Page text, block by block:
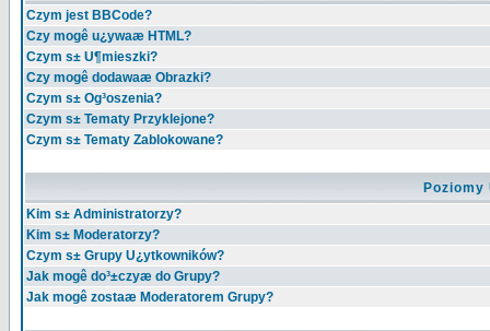
Czym jest BBCode?
Czy mogê u¿ywaæ HTML?
Czym s± U¶mieszki?
Czy mogê dodawaæ Obrazki?
Czym s± Og³oszenia?
Czym s± Tematy Przyklejone?
Czym s± Tematy Zablokowane?
Kim s± Administratorzy?
Kim s± Moderatorzy?
Czym s± Grupy U¿ytkowników?
Jak mogê do³±czyæ do Grupy?
Jak mogê zostaæ Moderatorem Grupy?